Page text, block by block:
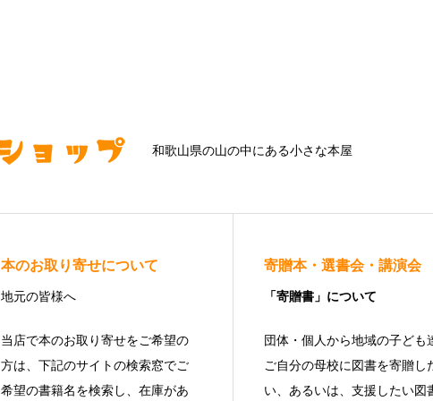
和歌山県の山の中にある小さな本屋
本のお取り寄せについて
地元の皆様へ
当店で本のお取り寄せをご希望の
方は、下記のサイトの検索窓でご
希望の書籍名を検索し、在庫があ
寄贈本・選書会・講演会
「寄贈書」について
団体・個人から地域の子ども
ご自分の母校に図書を寄贈し
い、あるいは、支援したい図